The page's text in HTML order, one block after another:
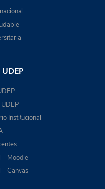
UDEP
Institucional
– Moodle
– Canvas